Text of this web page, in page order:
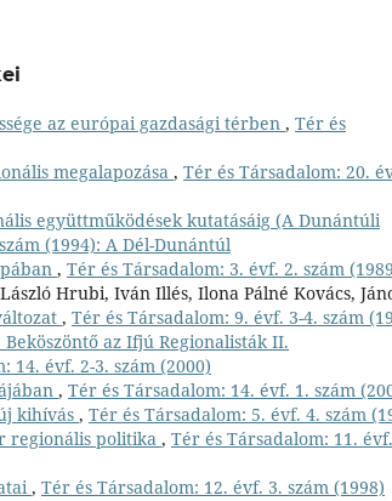
az európai gazdasági térben , Tér és
megalapozása , Tér és Társadalom: 20.
együttműködések kutatásáig (A Dunántúli
(1994): A Dél-Dunántúl
, Tér és Társadalom: 3. évf. 2. szám
Hrubi, Iván Illés, Ilona Pálné Kovács,
, Tér és Társadalom: 9. évf. 3-4. szám
az Ifjú Regionalisták II.
14. évf. 2-3. szám (2000)
, Tér és Társadalom: 14. évf. 1. szám
kihívás , Tér és Társadalom: 5. évf. 4. szám
regionális politika , Tér és Társadalom: 11.
, Tér és Társadalom: 12. évf. 3. szám (1998)